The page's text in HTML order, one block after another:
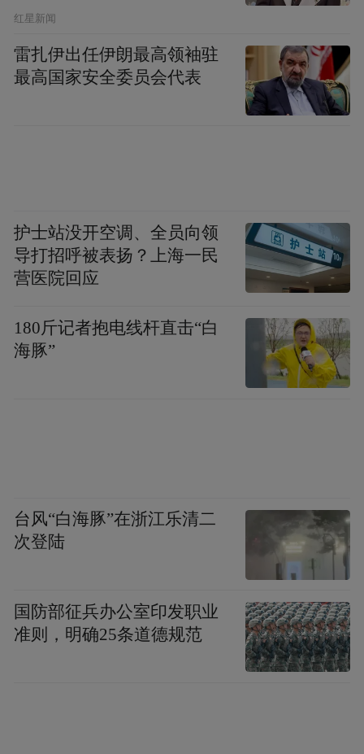
​红星新闻
雷扎伊出任伊朗最高领袖驻
最高国家安全委员会代表
护士站没开空调、全员向领
导打招呼被表扬？上海一民
营医院回应
180斤记者抱电线杆直击“白
海豚”
台风“白海豚”在浙江乐清二
次登陆
国防部征兵办公室印发职业
准则，明确25条道德规范